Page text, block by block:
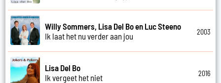
Willy Sommers, Lisa Del Bo en Luc Steeno
Ik laat het nu verder aan jou
2003
Lisa Del Bo
Ik vergeet het niet
2016